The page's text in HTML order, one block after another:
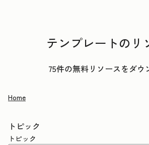
テンプレートのリ
75件の無料リソースをダウ
Home
トピック
トピック